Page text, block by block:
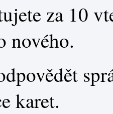
za 10
nového.
karet.